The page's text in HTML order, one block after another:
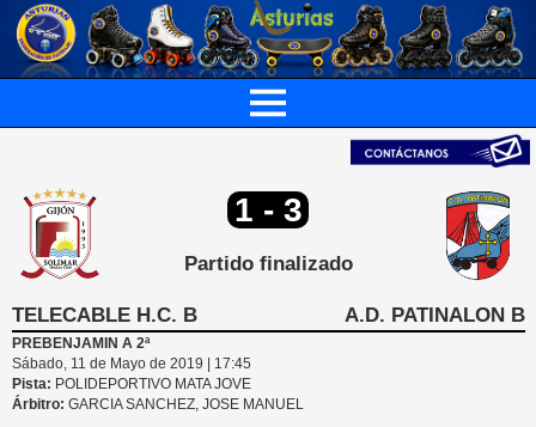
1 - 3
Partido finalizado
TELECABLE H.C. B A.D. PATINALON B
PREBENJAMIN A 2ª
Sábado, 11 de Mayo de 2019 | 17:45
Pista: POLIDEPORTIVO MATA JOVE
Árbitro: GARCIA SANCHEZ, JOSE MANUEL